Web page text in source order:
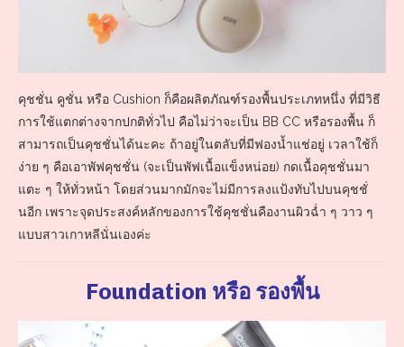
คุชชั่น คูชั่น หรือ Cushion ก็คือผลิตภัณฑ์รองพื้นประเภทหนึ่ง ที่มีวิธี
การใช้แตกต่างจากปกติทั่วไป คือไม่ว่าจะเป็น BB CC หรือรองพื้น ก็
สามารถเป็นคุชชั่นได้นะคะ ถ้าอยู่ในตลับที่มีฟองน้ำแช่อยู่ เวลาใช้ก็
ง่าย ๆ คือเอาพัฟคุชชั่น (จะเป็นพัฟเนื้อแข็งหน่อย) กดเนื้อคุชชั่นมา
แตะ ๆ ให้ทั่วหน้า โดยส่วนมากมักจะไม่มีการลงแป้งทับไปบนคุชชั่
นอีก เพราะจุดประสงค์หลักของการใช้คุชชั่นคืองานผิวฉ่ำ ๆ วาว ๆ
แบบสาวเกาหลีนั่นเองค่ะ
Foundation หรือ รองพื้น